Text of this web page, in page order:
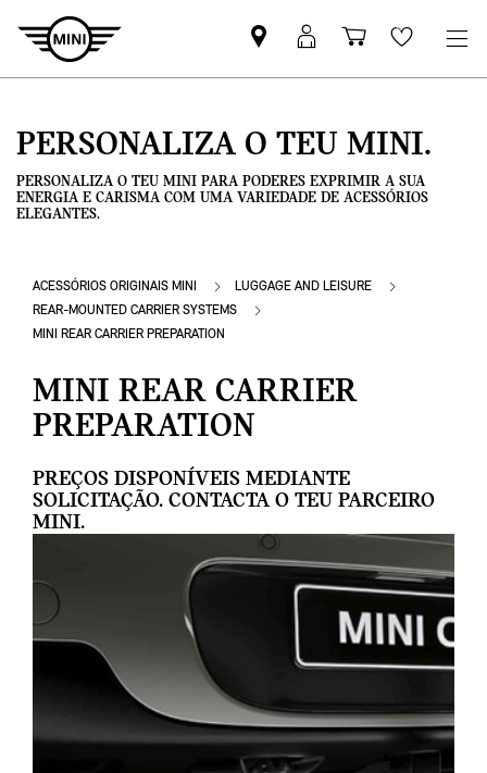
Pesquisar
parceiro
Iniciar
sessão
Carrinho
de
Wishlist
PERSONALIZA O TEU MINI.
PERSONALIZA O TEU MINI PARA PODERES EXPRIMIR A SUA
ENERGIA E CARISMA COM UMA VARIEDADE DE ACESSÓRIOS
ELEGANTES.
ACESSÓRIOS ORIGINAIS MINI
LUGGAGE AND LEISURE
REAR-MOUNTED CARRIER SYSTEMS
MINI REAR CARRIER PREPARATION
MINI REAR CARRIER
PREPARATION
PREÇOS DISPONÍVEIS MEDIANTE
SOLICITAÇÃO. CONTACTA O TEU PARCEIRO
MINI.